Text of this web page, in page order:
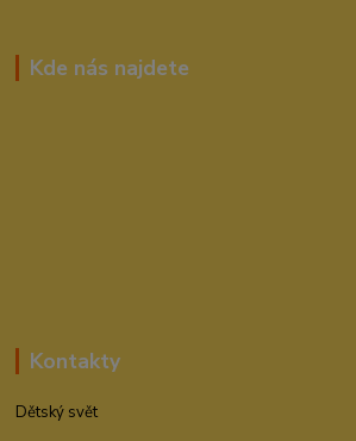
Kde nás najdete
Kontakty
Dětský svět